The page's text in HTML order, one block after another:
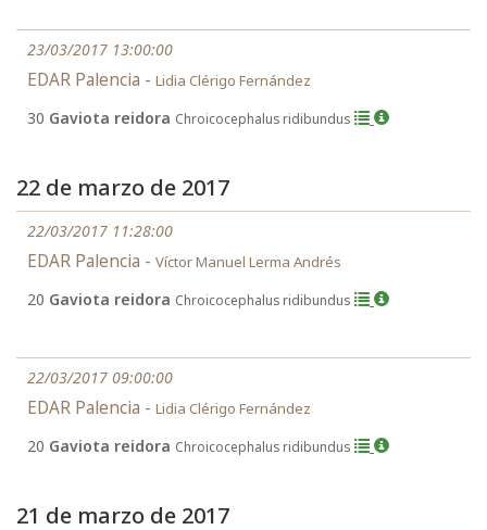
23/03/2017 13:00:00
EDAR Palencia - Lidia Clérigo Fernández
30 Gaviota reidora Chroicocephalus ridibundus
22 de marzo de 2017
22/03/2017 11:28:00
EDAR Palencia - Víctor Manuel Lerma Andrés
20 Gaviota reidora Chroicocephalus ridibundus
22/03/2017 09:00:00
EDAR Palencia - Lidia Clérigo Fernández
20 Gaviota reidora Chroicocephalus ridibundus
21 de marzo de 2017